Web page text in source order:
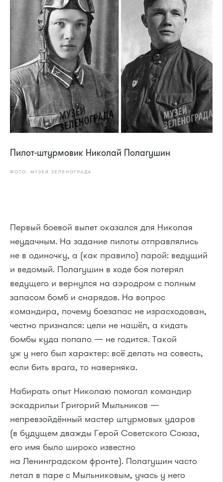
Пилот-штурмовик Николай Полагушин
ФОТО: МУЗЕЙ ЗЕЛЕНОГРАДА
Первый боевой вылет оказался для Николая
неудачным. На задание пилоты отправлялись
не в одиночку, а (как правило) парой: ведущий
и ведомый. Полагушин в ходе боя потерял
ведущего и вернулся на аэродром с полным
запасом бомб и снарядов. На вопрос
командира, почему боезапас не израсходован,
честно признался: цели не нашёл, а кидать
бомбы куда попало — не годится. Такой
уж у него был характер: всё делать на совесть,
если бить врага, то наверняка.
Набирать опыт Николаю помогал командир
эскадрильи Григорий Мыльников —
непревзойдённый мастер штурмовых ударов
(в будущем дважды Герой Советского Союза,
его имя было широко известно
на Ленинградском фронте). Полагушин часто
летал в паре с Мыльниковым, учась у него